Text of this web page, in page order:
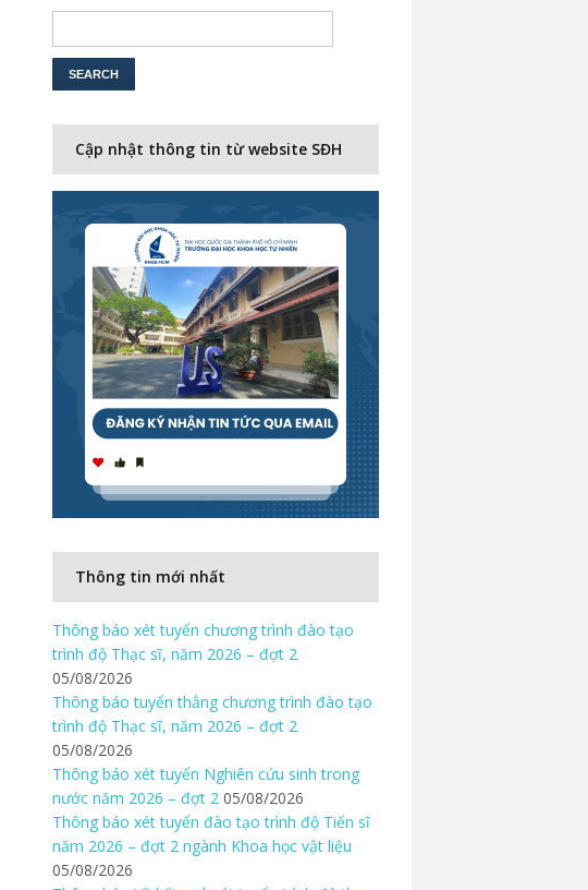
Cập nhật thông tin từ website SĐH
Thông tin mới nhất
Thông báo xét tuyển chương trình đào tạo
trình độ Thạc sĩ, năm 2026 – đợt 2
05/08/2026
Thông báo tuyển thẳng chương trình đào tạo
trình độ Thạc sĩ, năm 2026 – đợt 2
05/08/2026
Thông báo xét tuyển Nghiên cứu sinh trong
nước năm 2026 – đợt 2 05/08/2026
Thông báo xét tuyển đào tạo trình độ Tiến sĩ
năm 2026 – đợt 2 ngành Khoa học vật liệu
05/08/2026